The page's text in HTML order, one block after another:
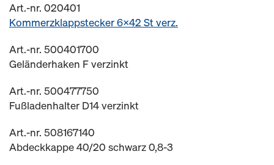
Art.-nr. 020401
Kommerzklappstecker 6x42 St verz.
Art.-nr. 500401700
Geländerhaken F verzinkt
Art.-nr. 500477750
Fußladenhalter D14 verzinkt
Art.-nr. 508167140
Abdeckkappe 40/20 schwarz 0,8-3